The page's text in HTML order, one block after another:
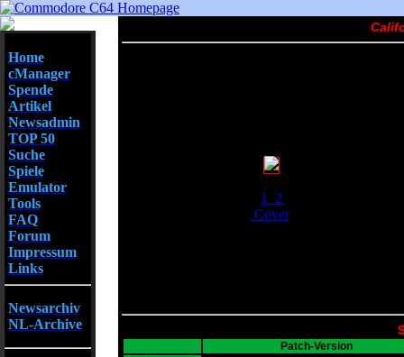
Home
cManager
Spende
Artikel
Newsadmin
TOP 50
Suche
Spiele
Emulator
Tools
FAQ
Forum
Impressum
Links
Newsarchiv
NL-Archive
1 2
Cover
Patch-Version